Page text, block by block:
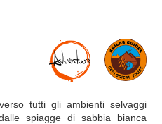
tutti gli ambienti selvaggi
spiagge di sabbia bianca